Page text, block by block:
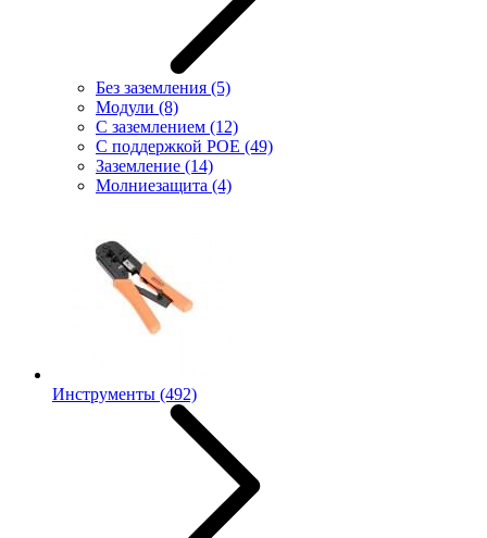
Без заземления (5)
Модули (8)
С заземлением (12)
С поддержкой POE (49)
Заземление (14)
Молниезащита (4)
Инструменты (492)